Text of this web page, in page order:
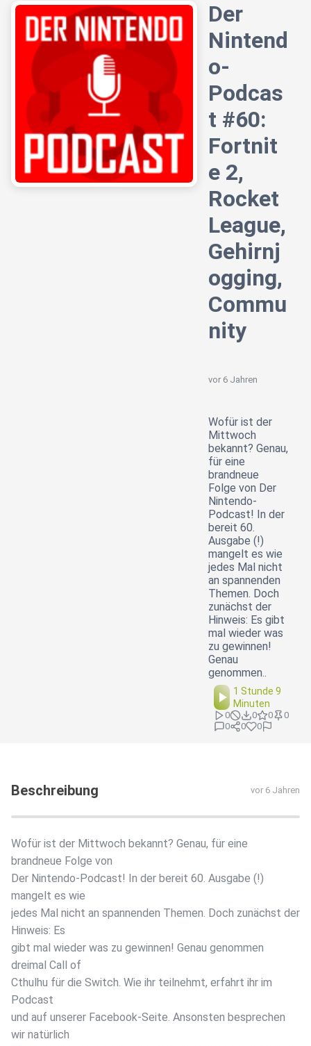
Der
Nintend
o-
Podcas
t #60:
Fortnit
e 2,
Rocket
League,
Gehirnj
ogging,
Commu
nity
vor 6 Jahren
Wofür ist der
Mittwoch
bekannt? Genau,
für eine
brandneue
Folge von Der
Nintendo-
Podcast! In der
bereit 60.
Ausgabe (!)
mangelt es wie
jedes Mal nicht
an spannenden
Themen. Doch
zunächst der
Hinweis: Es gibt
mal wieder was
zu gewinnen!
Genau
genommen..
1 Stunde 9
Minuten
0 0 0
0
0
0 0
Beschreibung vor 6 Jahren
Wofür ist der Mittwoch bekannt? Genau, für eine
brandneue Folge von
Der Nintendo-Podcast! In der bereit 60. Ausgabe (!)
mangelt es wie
jedes Mal nicht an spannenden Themen. Doch zunächst der
Hinweis: Es
gibt mal wieder was zu gewinnen! Genau genommen
dreimal Call of
Cthulhu für die Switch. Wie ihr teilnehmt, erfahrt ihr im
Podcast
und auf unserer Facebook-Seite. Ansonsten besprechen
wir natürlich